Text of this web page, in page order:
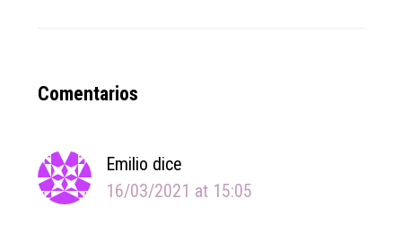
Reader
Comentarios
Emilio dice
16/03/2021 at 15:05